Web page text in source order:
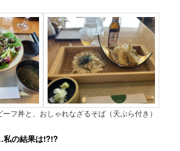
フ丼と、おしゃれなざるそば（天ぷら付き）
の結果は!?!?